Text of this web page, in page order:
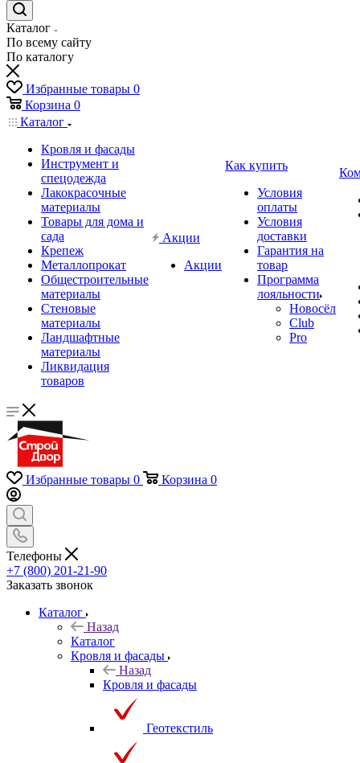
Каталог
По всему сайту
По каталогу
Избранные товары 0
Корзина 0
Каталог
Кровля и фасады
Инструмент и
спецодежда
Лакокрасочные
материалы
Товары для дома и
сада
Крепеж
Металлопрокат
Общестроительные
материалы
Стеновые
материалы
Ландшафтные
материалы
Ликвидация
товаров
Акции
Акции
Как купить
Условия
оплаты
Условия
доставки
Гарантия на
товар
Программа
лояльности
Новосёл
Club
Pro
Избранные товары 0 Корзина 0
Телефоны
+7 (800) 201-21-90
Заказать звонок
Каталог
Назад
Каталог
Кровля и фасады
Назад
Кровля и фасады
Геотекстиль